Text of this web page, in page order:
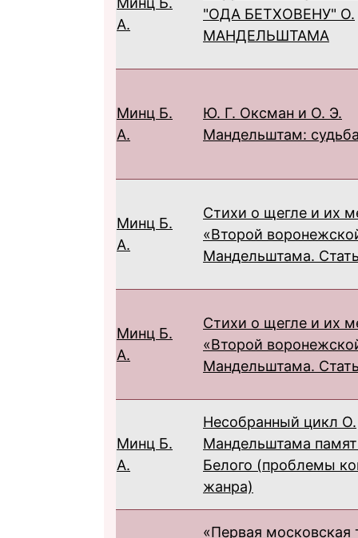
А.
"ОДА БЕТХОВЕНУ" О.
МАНДЕЛЬШТАМА
Минц Б.
А.
Ю. Г. Оксман и О. Э.
Мандельштам:
Минц Б.
А.
Стихи о щегле и их
«Второй
Мандельштама.
Минц Б.
А.
Стихи о щегле и их
«Второй
Мандельштама.
Минц Б.
А.
Несобранный цикл О.
Мандельштама
Белого (проблемы
жанра)
«Первая московская